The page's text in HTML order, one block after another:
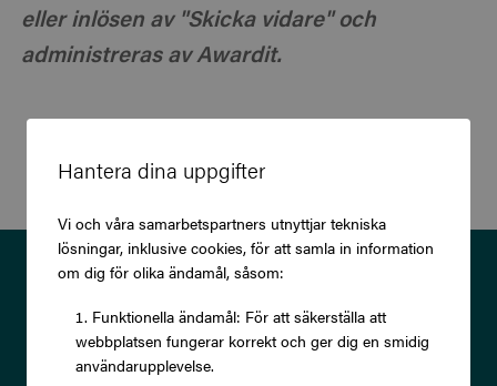
Hantera dina uppgifter
Vi och våra samarbetspartners utnyttjar tekniska
lösningar, inklusive cookies, för att samla in information
om dig för olika ändamål, såsom:
Funktionella ändamål: För att säkerställa att
webbplatsen fungerar korrekt och ger dig en smidig
användarupplevelse.
eller inlösen av "Skicka vidare" och
administreras av Awardit.
Prenumerera på vårt nyhetsbrev
och ta del av exklusiva
erbjudanden och rabatter!